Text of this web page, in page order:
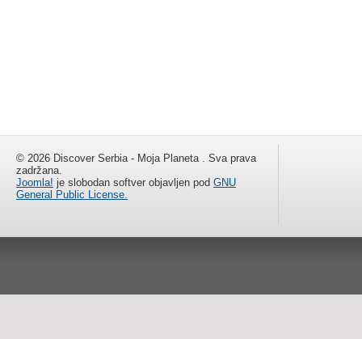
© 2026 Discover Serbia - Moja Planeta . Sva prava
zadržana.
Joomla! je slobodan softver objavljen pod GNU
General Public License.